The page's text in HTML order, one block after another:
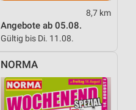
8,7 km
Angebote ab 05.08.
Gültig bis Di. 11.08.
NORMA